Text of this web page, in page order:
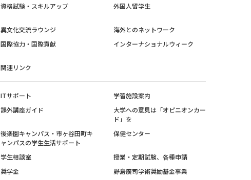
資格試験・スキルアップ 外国人留学生
異文化交流ラウンジ
海外とのネットワーク
国際協力・国際貢献 インターナショナルウィーク
関連リンク
ITサポート
学習施設案内
課外講座ガイド
大学への意見は「オピニオンカー
ド」を
後楽園キャンパス・市ヶ谷田町キ
ャンパスの学生生活サポート
保健センター
学生相談室
授業・定期試験、各種申請
奨学金
野島廣司学術奨励基金事業